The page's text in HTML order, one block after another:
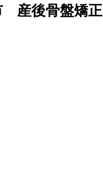
産後骨盤矯正